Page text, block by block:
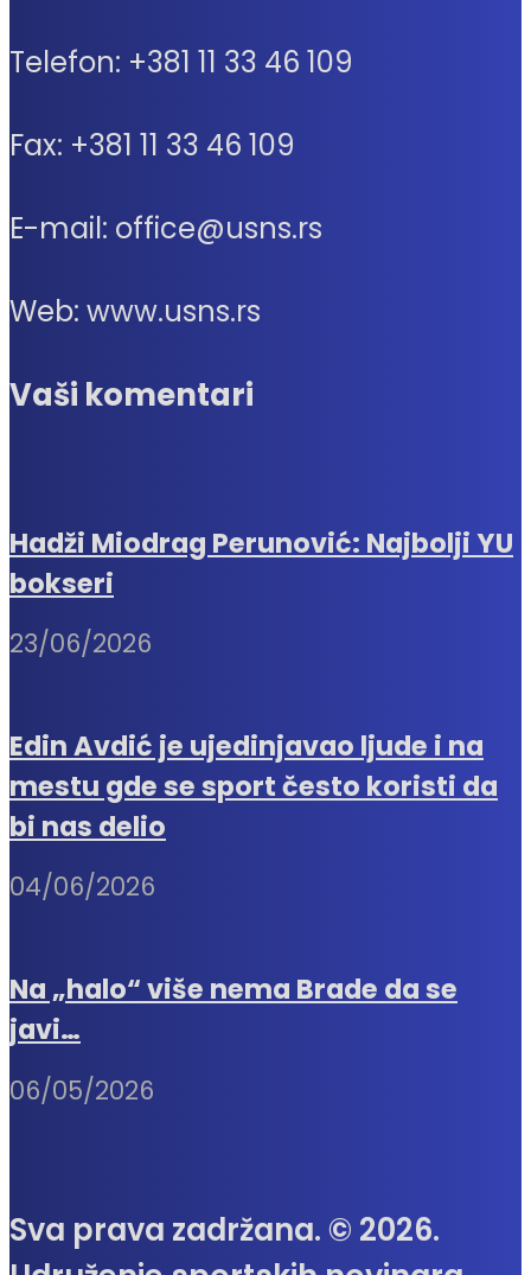
Telefon: +381 11 33 46 109
Fax: +381 11 33 46 109
E-mail: office@usns.rs
Web: www.usns.rs
Vaši komentari
Hadži Miodrag Perunović: Najbolji YU
bokseri
23/06/2026
Edin Avdić je ujedinjavao ljude i na
mestu gde se sport često koristi da
bi nas delio
04/06/2026
Na „halo“ više nema Brade da se
javi…
06/05/2026
Sva prava zadržana. © 2026.